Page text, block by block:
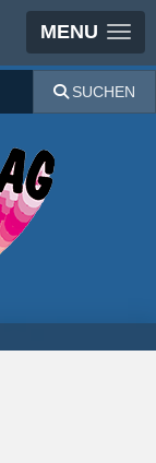
MENU
SUCHEN